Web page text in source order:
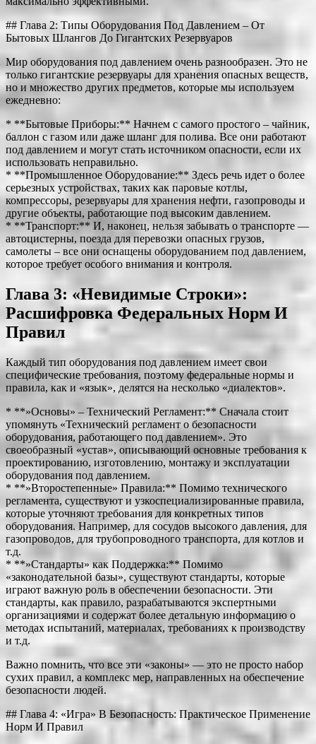
## Глава 2: Типы Оборудования Под Давлением – От
Бытовых Шлангов До Гигантских Резервуаров
Мир оборудования под давлением очень разнообразен. Это не
только гигантские резервуары для хранения опасных веществ,
но и множество других предметов, которые мы используем
ежедневно:
* **Бытовые Приборы:** Начнем с самого простого – чайник,
баллон с газом или даже шланг для полива. Все они работают
под давлением и могут стать источником опасности, если их
использовать неправильно.
* **Промышленное Оборудование:** Здесь речь идет о более
серьезных устройствах, таких как паровые котлы,
компрессоры, резервуары для хранения нефти, газопроводы и
другие объекты, работающие под высоким давлением.
* **Транспорт:** И, наконец, нельзя забывать о транспорте —
автоцистерны, поезда для перевозки опасных грузов,
самолеты – все они оснащены оборудованием под давлением,
которое требует особого внимания и контроля.
Глава 3: «Невидимые Строки»:
Расшифровка Федеральных Норм И
Правил
Каждый тип оборудования под давлением имеет свои
специфические требования, поэтому федеральные нормы и
правила, как и «язык», делятся на несколько «диалектов».
* **»Основы» – Технический Регламент:** Сначала стоит
упомянуть «Технический регламент о безопасности
оборудования, работающего под давлением». Это
своеобразный «устав», описывающий основные требования к
проектированию, изготовлению, монтажу и эксплуатации
оборудования под давлением.
* **»Второстепенные» Правила:** Помимо технического
регламента, существуют и узкоспециализированные правила,
которые уточняют требования для конкретных типов
оборудования. Например, для сосудов высокого давления, для
газопроводов, для трубопроводного транспорта, для котлов и
т.д.
* **»Стандарты» как Поддержка:** Помимо
«законодательной базы», существуют стандарты, которые
играют важную роль в обеспечении безопасности. Эти
стандарты, как правило, разрабатываются экспертными
организациями и содержат более детальную информацию о
методах испытаний, материалах, требованиях к производству
и т.д.
Важно помнить, что все эти «законы» — это не просто набор
сухих правил, а комплекс мер, направленных на обеспечение
безопасности людей.
## Глава 4: «Игра» В Безопасность: Практическое Применение
Норм И Правил